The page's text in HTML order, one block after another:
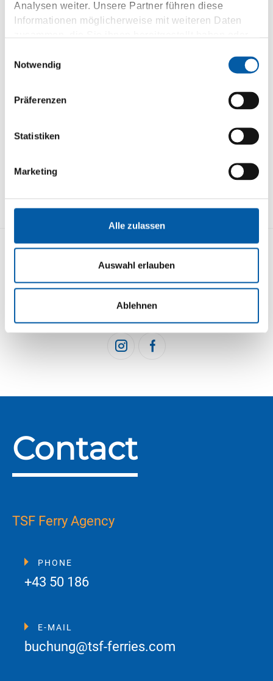
Analysen weiter. Unsere Partner führen diese
Informationen möglicherweise mit weiteren Daten
gesammelt haben.
Notwendig
Präferenzen
Statistiken
Marketing
Alle zulassen
Auswahl erlauben
Ablehnen
FAQ / NAJCZĘŚCIEJ
ZADAWANE PYTANIA
STRECKENÜBERSICHT
IMPRESSUM
DATENSCHUTZ
BUCHEN
NEWSLETTER
Contact
TSF Ferry Agency
PHONE
+43 50 186
E-MAIL
buchung@tsf-ferries.com